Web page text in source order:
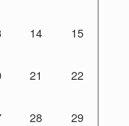
14 15
21 22
28 29